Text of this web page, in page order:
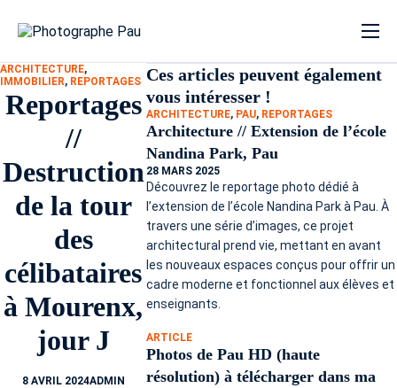
Compétences
Prestations
Bio
Banque d’images
Parutions
Séries
Contact
Albums privés
ARCHITECTURE,
IMMOBILIER, REPORTAGES
Reportages
//
Destruction
de la tour
des
célibataires
à Mourenx,
jour J
8 AVRIL 2024ADMIN
Ces articles peuvent également
vous intéresser !
ARCHITECTURE, PAU, REPORTAGES
Architecture // Extension de l’école
Nandina Park, Pau
28 MARS 2025
Découvrez le reportage photo dédié à
l’extension de l’école Nandina Park à Pau. À
travers une série d’images, ce projet
architectural prend vie, mettant en avant
les nouveaux espaces conçus pour offrir un
cadre moderne et fonctionnel aux élèves et
enseignants.
ARTICLE
Photos de Pau HD (haute
résolution) à télécharger dans ma